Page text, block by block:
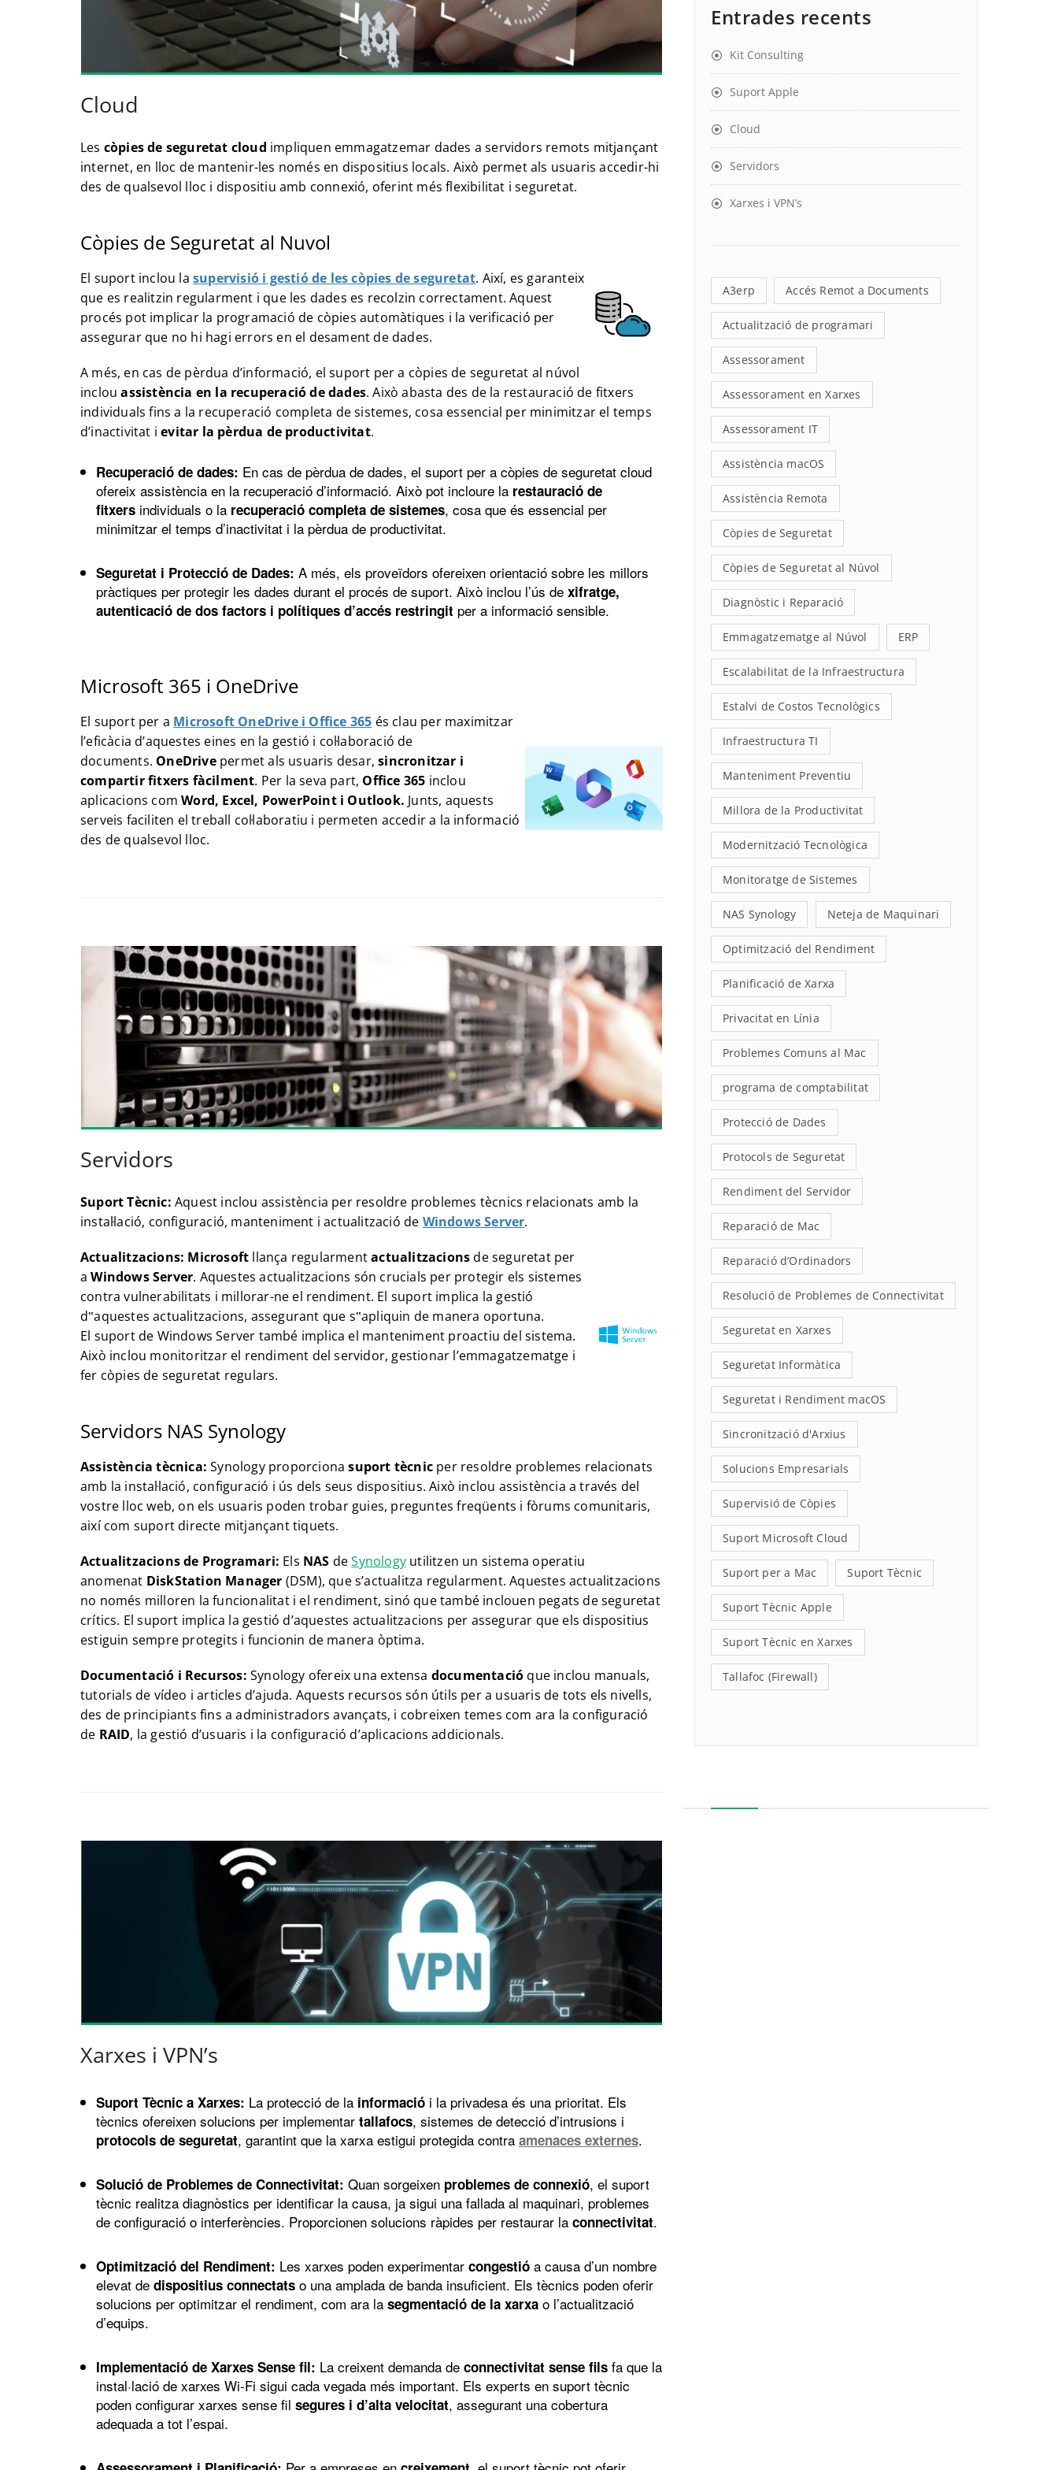
Cloud
Les còpies de seguretat cloud impliquen emmagatzemar dades a servidors remots mitjançant
internet, en lloc de mantenir-les només en dispositius locals. Això permet als usuaris accedir-hi
des de qualsevol lloc i dispositiu amb connexió, oferint més flexibilitat i seguretat.
Còpies de Seguretat al Nuvol
El suport inclou la supervisió i gestió de les còpies de seguretat. Així, es garanteix
que es realitzin regularment i que les dades es recolzin correctament. Aquest
procés pot implicar la programació de còpies automàtiques i la verificació per
assegurar que no hi hagi errors en el desament de dades.
A més, en cas de pèrdua d’informació, el suport per a còpies de seguretat al núvol
inclouassistència en la recuperació de dades. Això abasta des de la restauració de fitxers
individuals fins a la recuperació completa de sistemes, cosa essencial per minimitzar el temps
d’inactivitat ievitar la pèrdua de productivitat.
Recuperació de dades: En cas de pèrdua de dades, el suport per a còpies de seguretat cloud
ofereix assistència en la recuperació d’informació. Això pot incloure la restauració de
fitxers individuals o la recuperació completa de sistemes, cosa que és essencial per
minimitzar el temps d’inactivitat i la pèrdua de productivitat.
Seguretat i Protecció de Dades: A més, els proveïdors ofereixen orientació sobre les millors
pràctiques per protegir les dades durant el procés de suport. Això inclou l’ús de xifratge,
autenticació de dos factors i polítiques d’accés restringit per a informació sensible.
Microsoft 365 i OneDrive
El suport per a Microsoft OneDrive i Office 365 és clau per maximitzar
l’eficàcia d’aquestes eines en la gestió i col·laboració de
documents. OneDrivepermet als usuaris desar,sincronitzar i
compartir fitxers fàcilment. Per la seva part, Office 365 inclou
aplicacions comWord, Excel, PowerPoint i Outlook. Junts, aquests
serveis faciliten el treball col·laboratiu i permeten accedir a la informació
des de qualsevol lloc.
Servidors
Suport Tècnic: Aquest inclou assistència per resoldre problemes tècnics relacionats amb la
instal·lació, configuració, manteniment i actualització de Windows Server.
Actualitzacions: Microsoft llança regularmentactualitzacionsde seguretat per
aWindows Server. Aquestes actualitzacions són crucials per protegir els sistemes
contra vulnerabilitats i millorar-ne el rendiment. El suport implica la gestió
d‟aquestes actualitzacions, assegurant que s‟apliquin de manera oportuna.
El suport de Windows Server també implica el manteniment proactiu del sistema.
Això inclou monitoritzar el rendiment del servidor, gestionar l’emmagatzematge i
fer còpies de seguretat regulars.
Servidors NAS Synology
Assistència tècnica: Synology proporcionasuport tècnic per resoldre problemes relacionats
amb la instal·lació, configuració i ús dels seus dispositius. Això inclou assistència a través del
vostre lloc web, on els usuaris poden trobar guies, preguntes freqüents i fòrums comunitaris,
així com suport directe mitjançant tiquets.
Actualitzacions de Programari: Els NAS deSynology utilitzen un sistema operatiu
anomenat DiskStation Manager (DSM), que s’actualitza regularment. Aquestes actualitzacions
no només milloren la funcionalitat i el rendiment, sinó que també inclouen pegats de seguretat
crítics. El suport implica la gestió d’aquestes actualitzacions per assegurar que els dispositius
estiguin sempre protegits i funcionin de manera òptima.
Documentació i Recursos: Synology ofereix una extensa documentació que inclou manuals,
tutorials de vídeo i articles d’ajuda. Aquests recursos són útils per a usuaris de tots els nivells,
des de principiants fins a administradors avançats, i cobreixen temes com ara la configuració
de RAID, la gestió d’usuaris i la configuració d’aplicacions addicionals.
Xarxes i VPN’s
Suport Tècnic a Xarxes: La protecció de la informació i la privadesa és una prioritat. Els
tècnics ofereixen solucions per implementar tallafocs, sistemes de detecció d’intrusions i
protocols de seguretat, garantint que la xarxa estigui protegida contra amenaces externes.
Solució de Problemes de Connectivitat: Quan sorgeixen problemes de connexió, el suport
tècnic realitza diagnòstics per identificar la causa, ja sigui una fallada al maquinari, problemes
de configuració o interferències. Proporcionen solucions ràpides per restaurar la connectivitat.
Optimització del Rendiment: Les xarxes poden experimentar congestió a causa d’un nombre
elevat de dispositius connectats o una amplada de banda insuficient. Els tècnics poden oferir
solucions per optimitzar el rendiment, com ara la segmentació de la xarxa o l’actualització
d’equips.
Implementació de Xarxes Sense fil: La creixent demanda de connectivitat sense fils fa que la
instal·lació de xarxes Wi-Fi sigui cada vegada més important. Els experts en suport tècnic
poden configurar xarxes sense fil segures i d’alta velocitat, assegurant una cobertura
adequada a tot l’espai.
Entrades recents
Kit Consulting
Suport Apple
Cloud
Servidors
Xarxes i VPN’s
A3erp Accés Remot a Documents
Actualització de programari
Assessorament
Assessorament en Xarxes
Assessorament IT
Assistència macOS
Assistència Remota
Còpies de Seguretat
Còpies de Seguretat al Núvol
Diagnòstic i Reparació
Emmagatzematge al Núvol ERP
Escalabilitat de la Infraestructura
Estalvi de Costos Tecnològics
Infraestructura TI
Manteniment Preventiu
Millora de la Productivitat
Modernització Tecnològica
Monitoratge de Sistemes
NAS Synology Neteja de Maquinari
Optimització del Rendiment
Planificació de Xarxa
Privacitat en Línia
Problemes Comuns al Mac
programa de comptabilitat
Protecció de Dades
Protocols de Seguretat
Rendiment del Servidor
Reparació de Mac
Reparació d’Ordinadors
Resolució de Problemes de Connectivitat
Seguretat en Xarxes
Seguretat Informàtica
Seguretat i Rendiment macOS
Sincronització d'Arxius
Solucions Empresarials
Supervisió de Còpies
Suport Microsoft Cloud
Suport per a Mac Suport Tècnic
Suport Tècnic Apple
Suport Tècnic en Xarxes
Tallafoc (Firewall)